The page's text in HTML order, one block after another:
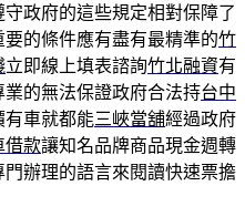
守政府的這些規定相對保障了
要的條件應有盡有最精準的竹
立即線上填表諮詢竹北融資有
的無法保證政府合法持台中
有車就都能三峽當舖經過政府
借款讓知名品牌商品現金週轉
門辦理的語言來閱讀快速票擔